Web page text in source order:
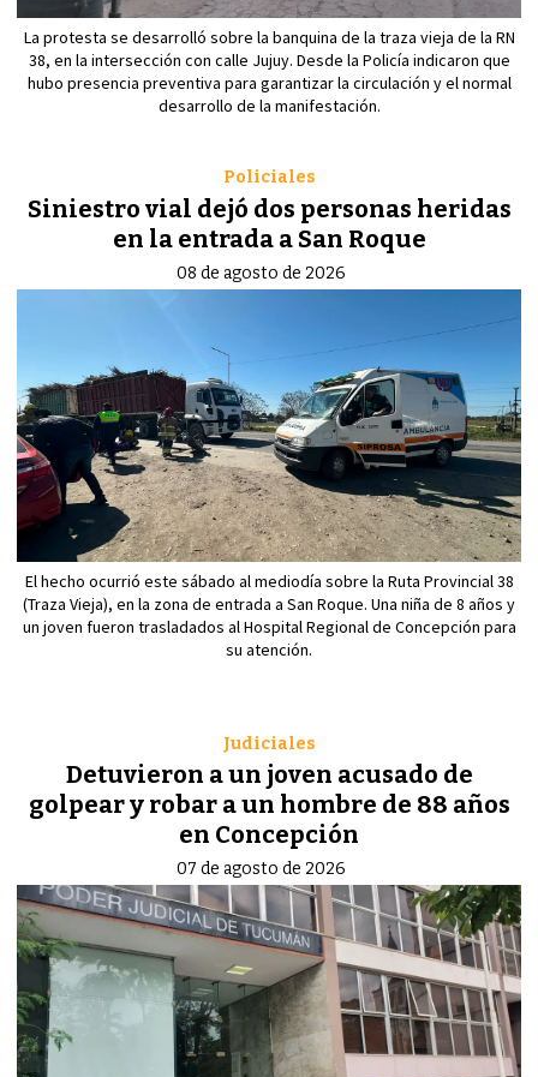
La protesta se desarrolló sobre la banquina de la traza vieja de la RN
38, en la intersección con calle Jujuy. Desde la Policía indicaron que
hubo presencia preventiva para garantizar la circulación y el normal
desarrollo de la manifestación.
Siniestro vial dejó dos personas heridas
en la entrada a San Roque
Policiales
08 de agosto de 2026
El hecho ocurrió este sábado al mediodía sobre la Ruta Provincial 38
(Traza Vieja), en la zona de entrada a San Roque. Una niña de 8 años y
un joven fueron trasladados al Hospital Regional de Concepción para
su atención.
Detuvieron a un joven acusado de
golpear y robar a un hombre de 88 años
en Concepción
Judiciales
07 de agosto de 2026